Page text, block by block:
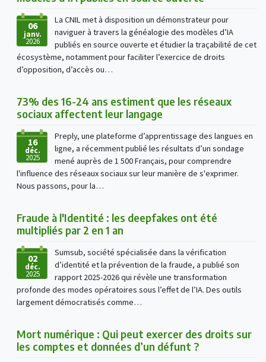
06
janv.
2026
La CNIL met à disposition un démonstrateur pour
naviguer à travers la généalogie des modèles d’IA
publiés en source ouverte et étudier la traçabilité de cet
écosystème, notamment pour faciliter l’exercice de droits
d’opposition, d’accès ou…
73% des 16-24 ans estiment que les réseaux
sociaux affectent leur langage
16
déc.
2025
Preply, une plateforme d’apprentissage des langues en
ligne, a récemment publié les résultats d’un sondage
mené auprès de 1 500 Français, pour comprendre
l'influence des réseaux sociaux sur leur manière de s'exprimer.
Nous passons, pour la…
Fraude à l'Identité : les deepfakes ont été
multipliés par 2 en 1 an
02
déc.
2025
Sumsub, société spécialisée dans la vérification
d’identité et la prévention de la fraude, a publié son
rapport 2025-2026 qui révèle une transformation
profonde des modes opératoires sous l’effet de l’IA. Des outils
largement démocratisés comme…
Mort numérique : Qui peut exercer des droits sur
les comptes et données d’un défunt ?